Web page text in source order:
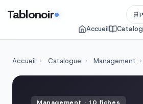
Tablonoir
Accueil
🛒
Accueil › Catalogue › Management ›